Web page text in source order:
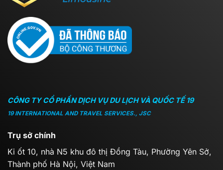
CÔNG TY CỔ PHẦN DỊCH VỤ DU LỊCH VÀ QUỐC TẾ 19
19 INTERNATIONAL AND TRAVEL SERVICES., JSC
Trụ sở chính
Ki ốt 10, nhà N5 khu đô thị Đồng Tàu, Phường Yên Sở,
Thành phố Hà Nội, Việt Nam